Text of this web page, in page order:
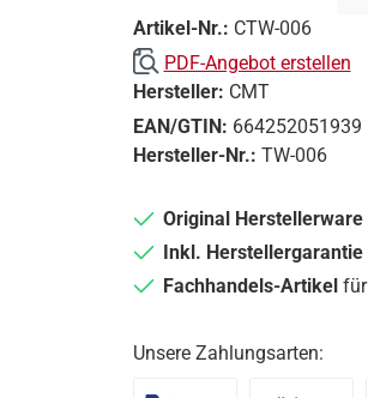
Artikel-Nr.: CTW-006
PDF-Angebot erstellen
Hersteller: CMT
EAN/GTIN: 664252051939
Hersteller-Nr.: TW-006
Original Herstellerware
Inkl. Herstellergarantie
Fachhandels-Artikelfür
Unsere Zahlungsarten: